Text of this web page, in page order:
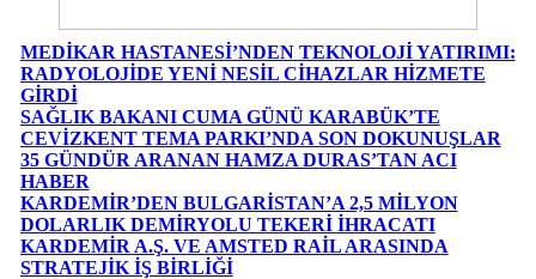
MEDİKAR HASTANESİ’NDEN TEKNOLOJİ YATIRIMI:
RADYOLOJİDE YENİ NESİL CİHAZLAR HİZMETE
GİRDİ
SAĞLIK BAKANI CUMA GÜNÜ KARABÜK’TE
CEVİZKENT TEMA PARKI’NDA SON DOKUNUŞLAR
35 GÜNDÜR ARANAN HAMZA DURAS’TAN ACI
HABER
KARDEMİR’DEN BULGARİSTAN’A 2,5 MİLYON
DOLARLIK DEMİRYOLU TEKERİ İHRACATI
KARDEMİR A.Ş. VE AMSTED RAİL ARASINDA
STRATEJİK İŞ BİRLİĞİ